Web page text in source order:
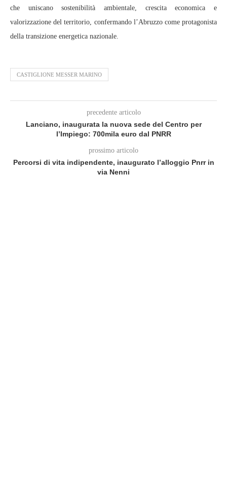
che uniscano sostenibilità ambientale, crescita economica e
valorizzazione del territorio, confermando l’Abruzzo come protagonista
della transizione energetica nazionale.
CASTIGLIONE MESSER MARINO
precedente articolo
Lanciano, inaugurata la nuova sede del Centro per
l’Impiego: 700mila euro dal PNRR
prossimo articolo
Percorsi di vita indipendente, inaugurato l’alloggio Pnrr in
via Nenni